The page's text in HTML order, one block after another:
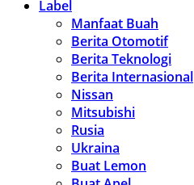
Label
Manfaat Buah
Berita Otomotif
Berita Teknologi
Berita Internasional
Nissan
Mitsubishi
Rusia
Ukraina
Buat Lemon